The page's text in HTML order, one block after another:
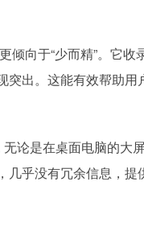
倾向于“少而精”。它
出。这能有效帮助
论是在桌面电脑的
乎没有冗余信息，提